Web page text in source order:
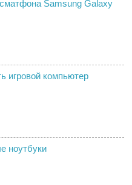
Samsung Galaxy
игровой компьютер
ноутбуки